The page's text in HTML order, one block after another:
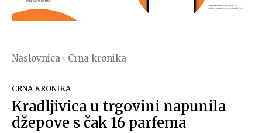
Naslovnica Crna kronika
CRNA KRONIKA
Kradljivica u trgovini napunila
džepove s čak 16 parfema